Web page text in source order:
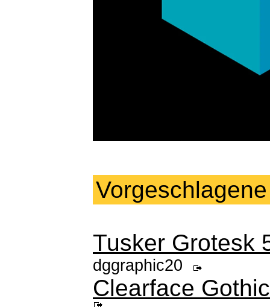
Tusker Grotesk
dggraphic20
Clearface